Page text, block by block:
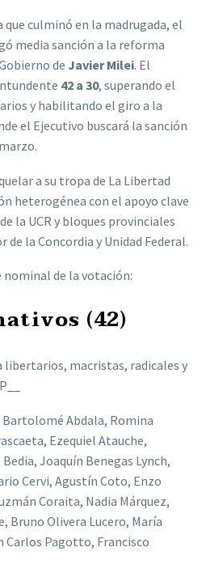
culminó en la madrugada, el
media sanción a la reforma
de Javier Milei. El
42 a 30, superando el
y habilitando el giro a la
el Ejecutivo buscará la sanción
a su tropa de La Libertad
heterogénea con el apoyo clave
la UCR y bloques provinciales
la Concordia y Unidad Federal.
de la votación:
(42)
libertarios, macristas, radicales y
Bartolomé Abdala, Romina
Ezequiel Atauche,
Joaquín Benegas Lynch,
Cervi, Agustín Coto, Enzo
Coraita, Nadia Márquez,
Bruno Olivera Lucero, María
Carlos Pagotto, Francisco